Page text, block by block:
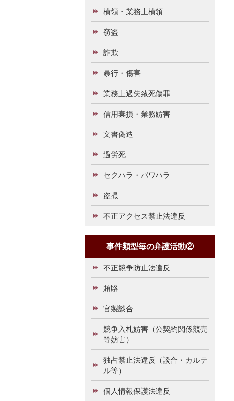
横領・業務上横領
窃盗
詐欺
暴行・傷害
業務上過失致死傷罪
信用棄損・業務妨害
文書偽造
過労死
セクハラ・パワハラ
盗撮
不正アクセス禁止法違反
事件類型毎の弁護活動②
不正競争防止法違反
賄賂
官製談合
競争入札妨害（公契約関係競売
等妨害）
独占禁止法違反（談合・カルテ
ル等）
個人情報保護法違反